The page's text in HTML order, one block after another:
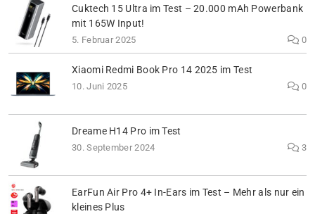
Cuktech 15 Ultra im Test – 20.000 mAh Powerbank
mit 165W Input!
5. Februar 2025 0
Xiaomi Redmi Book Pro 14 2025 im Test
10. Juni 2025 0
Dreame H14 Pro im Test
30. September 2024 3
EarFun Air Pro 4+ In-Ears im Test – Mehr als nur ein
kleines Plus